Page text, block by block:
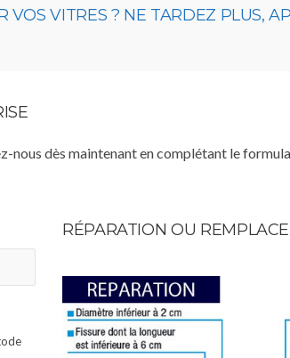
VITRES ? NE TARDEZ PLUS,
nous dès maintenant en complétant le
RÉPARATION OU